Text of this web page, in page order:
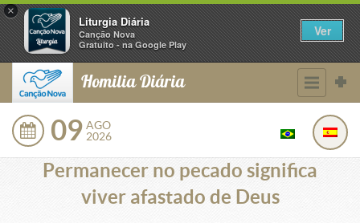
×
Liturgia Diária
Canção Nova
Gratuito - na Google Play
Ver
Homilia Diária
09 AGO
2026
Permanecer no pecado significa
viver afastado de Deus